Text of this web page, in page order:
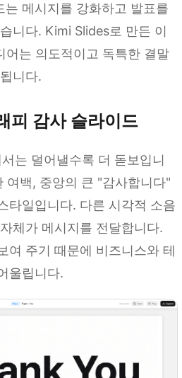
는 메시지를 강화하고 발표를
니다. Kimi Slides로 만든 이
어는 의도적이고 독특한 결말
니다.
피 감사 슬라이드
는 덜어낼수록 더 돋보입니
여백, 중앙의 큰 "감사합니다"
타일입니다. 다른 시각적 소음
체가 메시지를 전달합니다.
여 주기 때문에 비즈니스와 테
울립니다.